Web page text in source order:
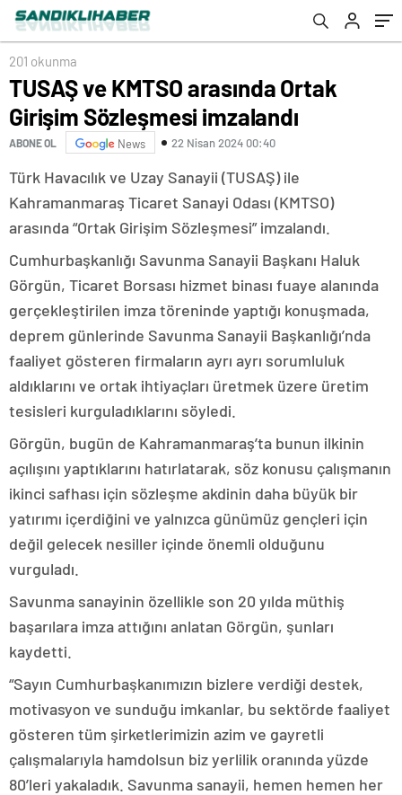
201 okunma
TUSAŞ ve KMTSO arasında Ortak
Girişim Sözleşmesi imzalandı
ABONE OL News 22 Nisan 2024 00:40
Türk Havacılık ve Uzay Sanayii (TUSAŞ) ile
Kahramanmaraş Ticaret Sanayi Odası (KMTSO)
arasında “Ortak Girişim Sözleşmesi” imzalandı.
Cumhurbaşkanlığı Savunma Sanayii Başkanı Haluk
Görgün, Ticaret Borsası hizmet binası fuaye alanında
gerçekleştirilen imza töreninde yaptığı konuşmada,
deprem günlerinde Savunma Sanayii Başkanlığı’nda
faaliyet gösteren firmaların ayrı ayrı sorumluluk
aldıklarını ve ortak ihtiyaçları üretmek üzere üretim
tesisleri kurguladıklarını söyledi.
Görgün, bugün de Kahramanmaraş’ta bunun ilkinin
açılışını yaptıklarını hatırlatarak, söz konusu çalışmanın
ikinci safhası için sözleşme akdinin daha büyük bir
yatırımı içerdiğini ve yalnızca günümüz gençleri için
değil gelecek nesiller içinde önemli olduğunu
vurguladı.
Savunma sanayinin özellikle son 20 yılda müthiş
başarılara imza attığını anlatan Görgün, şunları
kaydetti.
“Sayın Cumhurbaşkanımızın bizlere verdiği destek,
motivasyon ve sunduğu imkanlar, bu sektörde faaliyet
gösteren tüm şirketlerimizin azim ve gayretli
çalışmalarıyla hamdolsun biz yerlilik oranında yüzde
80’leri yakaladık. Savunma sanayii, hemen hemen her